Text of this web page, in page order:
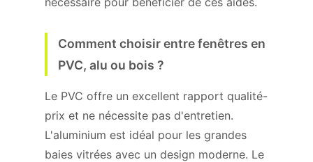
Comment choisir entre fenêtres en
PVC, alu ou bois ?
Le PVC offre un excellent rapport qualité-
prix et ne nécessite pas d'entretien.
L'aluminium est idéal pour les grandes
baies vitrées avec un design moderne. Le